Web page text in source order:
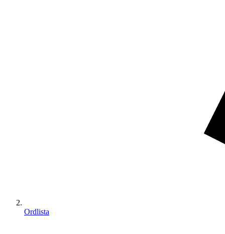
Ordlista